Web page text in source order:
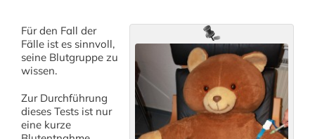
Für den Fall der
Fälle ist es sinnvoll,
seine Blutgruppe zu
wissen.
Zur Durchführung
dieses Tests ist nur
eine kurze